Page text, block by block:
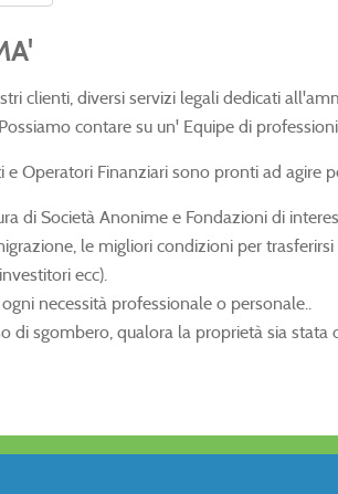
clienti, diversi servizi legali dedicati
contare su un' Equipe di
e Operatori Finanziari sono pronti ad agire
di Società Anonime e Fondazioni di
le migliori condizioni per
ecc).
necessità professionale o personale..
di sgombero, qualora la proprietà sia stata